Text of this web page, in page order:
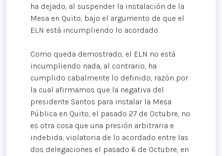
ha dejado, al suspender la instalación de la
Mesa en Quito, bajo el argumento de que el
ELN está incumpliendo lo acordado.
Como queda demostrado, el ELN no está
incumpliendo nada, al contrario, ha
cumplido cabalmente lo definido, razón por
la cual afirmamos que la negativa del
presidente Santos para instalar la Mesa
Pública en Quito, el pasado 27 de Octubre, no
es otra cosa que una presión arbitraria e
indebida, violatoria de lo acordado entre las
dos delegaciones el pasado 6 de Octubre, en